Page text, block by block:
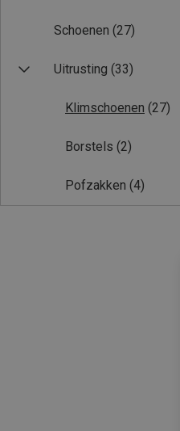
Schoenen (27)
Uitrusting (33)
Klimschoenen (27)
Borstels (2)
Pofzakken (4)